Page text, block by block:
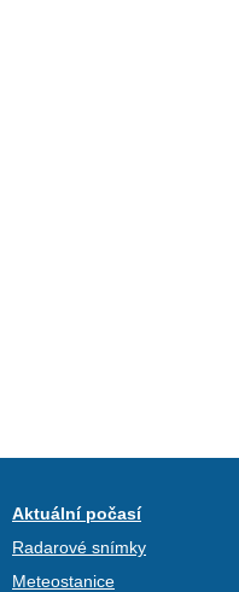
Aktuální počasí
Radarové snímky
Meteostanice